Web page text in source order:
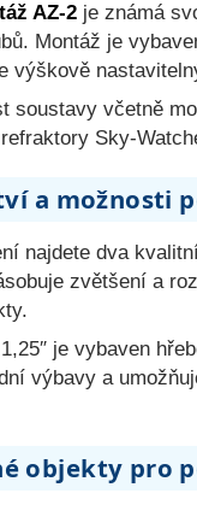
AZ-2 je známá
Montáž je
výškově
soustavy včetně
Sky-
a možnosti
najdete dva
zvětšení a
je vybaven
výbavy a
objekty pro